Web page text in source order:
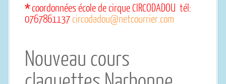
*coordonnées école de cirque CIRCODADOU tél:
0767861137 circodadou@netcourrier.com
Nouveau cours